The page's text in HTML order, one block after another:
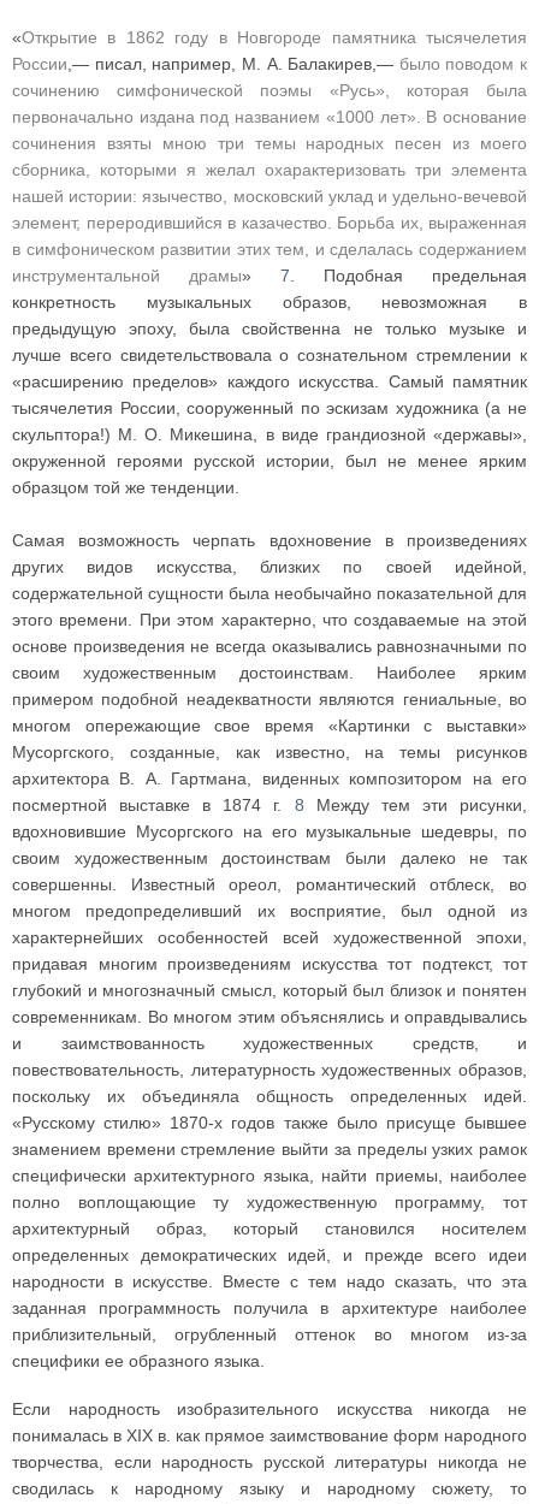
«Открытие в 1862 году в Новгороде памятника тысячелетия
России ,— писал, например, М. А. Балакирев,— было поводом к
сочинению симфонической поэмы «Русь», которая была
первоначально издана под названием «1000 лет». В основание
сочинения взяты мною три темы народных песен из моего
сборника, которыми я желал охарактеризовать три элемента
нашей истории: язычество, московский уклад и удельно-вечевой
элемент, переродившийся в казачество. Борьба их, выраженная
в симфоническом развитии этих тем, и сделалась содержанием
инструментальной драмы» 7 . Подобная предельная
конкретность музыкальных образов, невозможная в
предыдущую эпоху, была свойственна не только музыке и
лучше всего свидетельствовала о сознательном стремлении к
«расширению пределов» каждого искусства. Самый памятник
тысячелетия России, сооруженный по эскизам художника (а не
скульптора!) М. О. Микешина, в виде грандиозной «державы»,
окруженной героями русской истории, был не менее ярким
образцом той же тенденции.
Самая возможность черпать вдохновение в произведениях
других видов искусства, близких по своей идейной,
содержательной сущности была необычайно показательной для
этого времени. При этом характерно, что создаваемые на этой
основе произведения не всегда оказывались равнозначными по
своим художественным достоинствам. Наиболее ярким
примером подобной неадекватности являются гениальные, во
многом опережающие свое время «Картинки с выставки»
Мусоргского, созданные, как известно, на темы рисунков
архитектора В. А. Гартмана, виденных композитором на его
посмертной выставке в 1874 г. 8 Между тем эти рисунки,
вдохновившие Мусоргского на его музыкальные шедевры, по
своим художественным достоинствам были далеко не так
совершенны. Известный ореол, романтический отблеск, во
многом предопределивший их восприятие, был одной из
характернейших особенностей всей художественной эпохи,
придавая многим произведениям искусства тот подтекст, тот
глубокий и многозначный смысл, который был близок и понятен
современникам. Во многом этим объяснялись и оправдывались
и заимствованность художественных средств, и
повествовательность, литературность художественных образов,
поскольку их объединяла общность определенных идей.
«Русскому стилю» 1870-х годов также было присуще бывшее
знамением времени стремление выйти за пределы узких рамок
специфически архитектурного языка, найти приемы, наиболее
полно воплощающие ту художественную программу, тот
архитектурный образ, который становился носителем
определенных демократических идей, и прежде всего идеи
народности в искусстве. Вместе с тем надо сказать, что эта
заданная программность получила в архитектуре наиболее
приблизительный, огрубленный оттенок во многом из-за
специфики ее образного языка.
Если народность изобразительного искусства никогда не
понималась в XIX в. как прямое заимствование форм народного
творчества, если народность русской литературы никогда не
сводилась к народному языку и народному сюжету, то